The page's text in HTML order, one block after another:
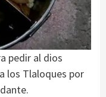
pedir al dios
los Tlaloques por